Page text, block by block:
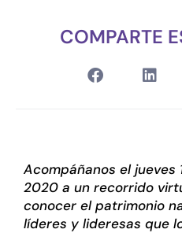
COMPARTE
Acompáñanos el jueves
2020 a un recorrido
conocer el patrimonio
líderes y lideresas que